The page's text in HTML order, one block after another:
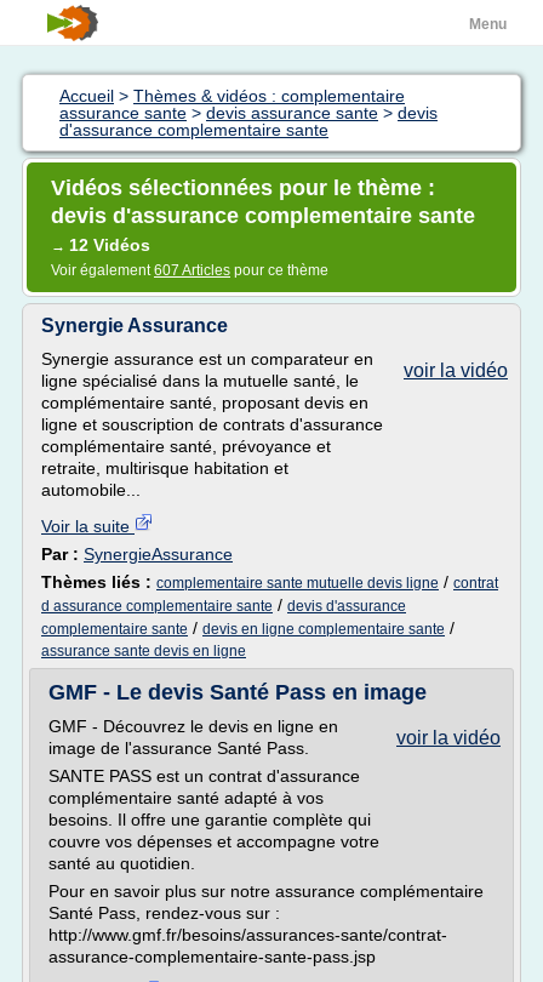
Menu
Accueil > Thèmes & vidéos : complementaire
assurance sante > devis assurance sante > devis
d'assurance complementaire sante
Vidéos sélectionnées pour le thème :
devis d'assurance complementaire sante
→ 12 Vidéos
Voir également607 Articles pour ce thème
Synergie Assurance
voir la vidéo
Synergie assurance est un comparateur en
ligne spécialisé dans la mutuelle santé, le
complémentaire santé, proposant devis en
ligne et souscription de contrats d'assurance
complémentaire santé, prévoyance et
retraite, multirisque habitation et
automobile...
Voir la suite
Par : SynergieAssurance
Thèmes liés : complementaire sante mutuelle devis ligne / contrat
d assurance complementaire sante / devis d'assurance
complementaire sante / devis en ligne complementaire sante /
assurance sante devis en ligne
GMF - Le devis Santé Pass en image
voir la vidéo
GMF - Découvrez le devis en ligne en
image de l'assurance Santé Pass.
SANTE PASS est un contrat d'assurance
complémentaire santé adapté à vos
besoins. Il offre une garantie complète qui
couvre vos dépenses et accompagne votre
santé au quotidien.
Pour en savoir plus sur notre assurance complémentaire
Santé Pass, rendez-vous sur :
http://www.gmf.fr/besoins/assurances-sante/contrat-
assurance-complementaire-sante-pass.jsp